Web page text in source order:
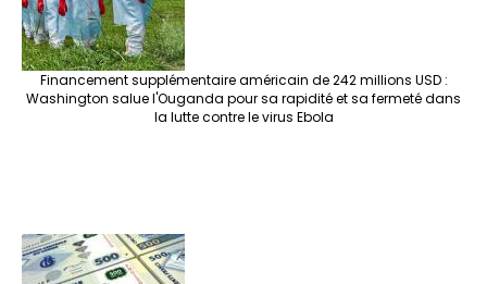
Financement supplémentaire américain de 242 millions USD :
Washington salue l'Ouganda pour sa rapidité et sa fermeté dans
la lutte contre le virus Ebola